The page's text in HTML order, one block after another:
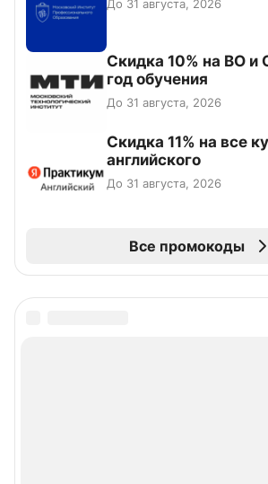
До 31 августа, 2026
Скидка 10% на ВО
год обучения
До 31 августа, 2026
Скидка 11% на все
английского
До 31 августа, 2026
Все промокоды